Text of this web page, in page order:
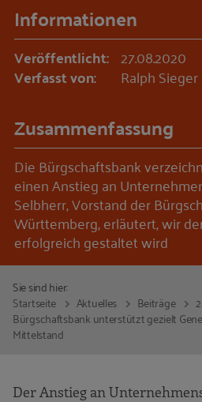
Informationen
Veröffentlicht: 27.08.2020
Verfasst von: Ralph Sieger
Zusammenfassung
Die Bürgschaftsbank
einen Anstieg an
Selbherr, Vorstand der
Württemberg, erläutert, wir
erfolgreich gestaltet wird
Sie sind hier:
Startseite
Aktuelles Beiträge
Bürgschaftsbank unterstützt gezielt
Mittelstand
Der Anstieg an